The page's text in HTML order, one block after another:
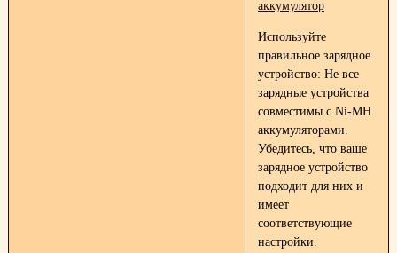
аккумулятор
Используйте
правильное зарядное
устройство: Не все
зарядные устройства
совместимы с Ni-MH
аккумуляторами.
Убедитесь, что ваше
зарядное устройство
подходит для них и
имеет
соответствующие
настройки.